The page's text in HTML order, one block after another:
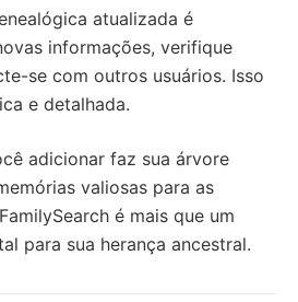
atualizada é
informações, verifique
se com outros usuários. Isso
e detalhada.
adicionar faz sua árvore
valiosas para as
é mais que um
para sua herança ancestral.